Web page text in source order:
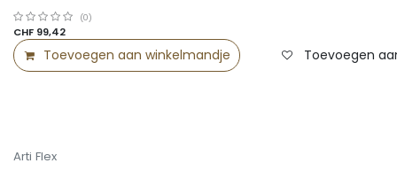
(0)
CHF 99,42
Toevoegen aan winkelmandje Toevoegen
Arti Flex